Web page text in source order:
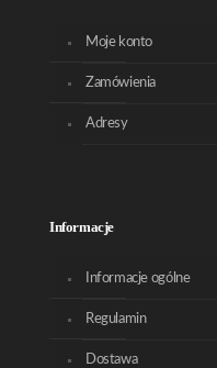
Moje konto
Zamówienia
Adresy
Informacje
Informacje ogólne
Regulamin
Dostawa